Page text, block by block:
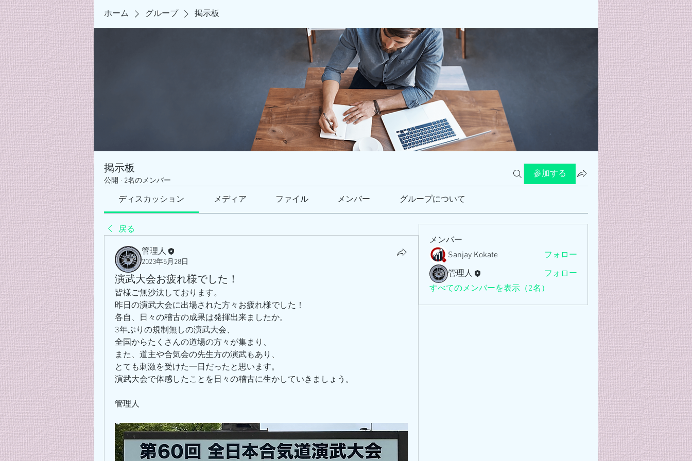
ホーム グループ 掲示板
掲示板
公開 · 2名のメンバー
参加する
ディスカッション メディア ファイル メンバー グループについて
戻る
管理人
2023年5月28日
演武大会お疲れ様でした！
皆様ご無沙汰しております。
昨日の演武大会に出場された方々お疲れ様でした！
各自、日々の稽古の成果は発揮出来ましたか。
3年ぶりの規制無しの演武大会、
全国からたくさんの道場の方々が集まり、
また、道主や合気会の先生方の演武もあり、
とても刺激を受けた一日だったと思います。
演武大会で体感したことを日々の稽古に生かしていきましょう。
管理人
メンバー
Sanjay Kokate
フォロー
管理人
フォロー
すべてのメンバーを表示（2名）